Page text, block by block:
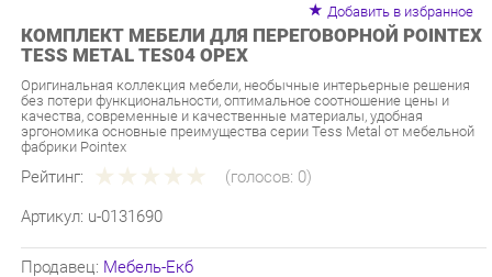
КОМПЛЕКТ МЕБЕЛИ ДЛЯ ПЕРЕГОВОРНОЙ POINTEX
TESS METAL TES04 ОРЕХ
Оригинальная коллекция мебели, необычные интерьерные решения
качества, современные и качественные материалы, удобная
эргономика основные преимущества серии Tess Metal от мебельной
фабрики Pointex
Рейтинг:
Артикул: u-0131690
Производитель:Pointex